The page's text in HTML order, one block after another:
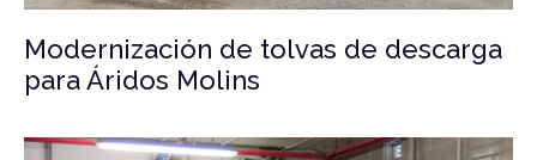
Modernización de tolvas de descarga
para Áridos Molins